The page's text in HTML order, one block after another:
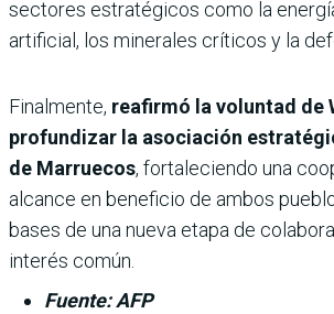
sectores estratégicos como la
artificial, los minerales críticos y la
Finalmente, reafirmó la voluntad de
profundizar la asociación
de Marruecos, fortaleciendo una
alcance en beneficio de ambos
bases de una nueva etapa de
interés común.
Fuente: AFP